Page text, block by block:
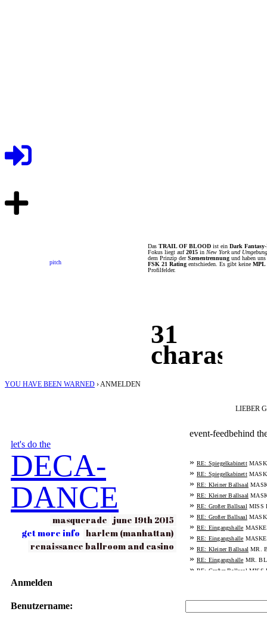
pitch
Das TRAIL OF BLOOD ist ein Dark Fantasy
Fokus liegt auf 2015 in New York und Umgebung
dem Prinzip der Szenentrennung und haben
FSK 21 Rating entschieden. Es gibt keine MPL
Profilfelder.
31
charas
YOU HAVE BEEN WARNED ›ANMELDEN
LIEBER
let's do the
DECA-
DANCE
june 19th 2015
masquerade
harlem (manhattan)
get more info
renaissance ballroom and casino
event-feedbehind
» RE: Spiegelkabinett
» RE: Spiegelkabinett
» RE: Kleiner Ballsaal
» RE: Kleiner Ballsaal
» RE: Großer Ballsaal MISS
» RE: Großer Ballsaal
» RE: Eingangshalle
» RE: Eingangshalle
» RE: Kleiner Ballsaal MR.
» RE: Eingangshalle MR.
» RE: Großer Ballsaal MISS
»
»RE: Großer Ballsaal MISS
Anmelden
Benutzername: